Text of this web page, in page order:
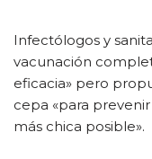
Infectólogos y
vacunación
eficacia» pero
cepa «para
más chica posible».